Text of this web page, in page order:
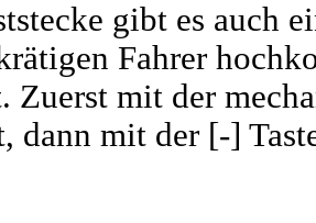
gibt es auch
Fahrer
Zuerst mit der
dann mit der [-]